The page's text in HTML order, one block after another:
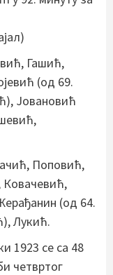
Гашић,
(од 69.
Јовановић
Поповић,
Ковачевић,
(од 64.
Лукић.
1923 се са 48
четвртог